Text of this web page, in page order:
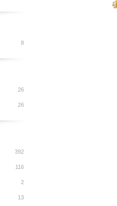
8
26
26
392
116
2
13